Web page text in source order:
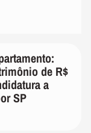
de R$
a
SP